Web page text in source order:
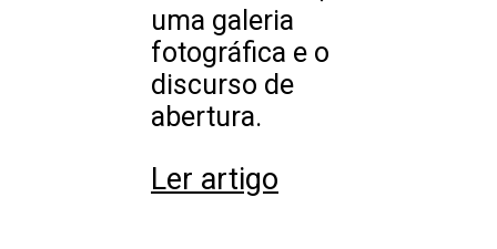
uma galeria
fotográfica e o
discurso de
abertura.
Ler artigo